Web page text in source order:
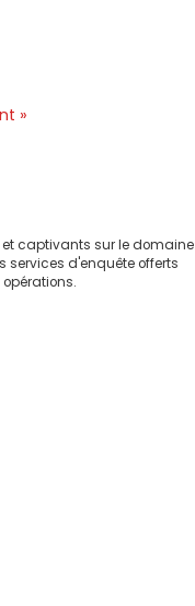
»
et captivants sur le domaine
services d'enquête offerts